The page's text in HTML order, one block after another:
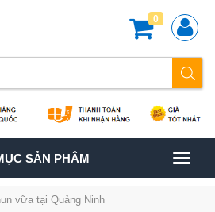
0
SẢN PHÂM
vữa tại Quảng Ninh